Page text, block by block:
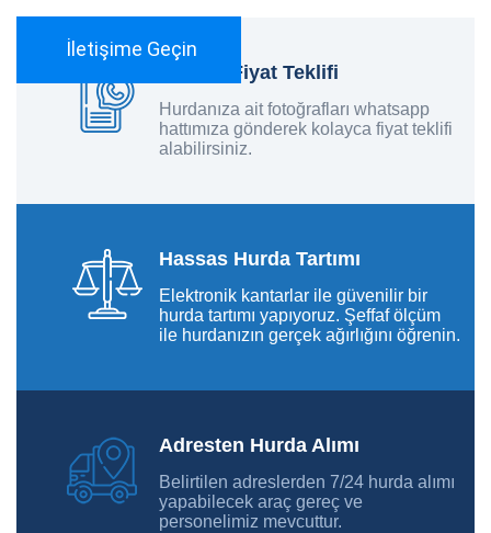
İletişime Geçin
Anında Fiyat Teklifi
Hurdanıza ait fotoğrafları whatsapp
hattımıza gönderek kolayca fiyat teklifi
alabilirsiniz.
Hassas Hurda Tartımı
Elektronik kantarlar ile güvenilir bir
hurda tartımı yapıyoruz. Şeffaf ölçüm
ile hurdanızın gerçek ağırlığını öğrenin.
Adresten Hurda Alımı
Belirtilen adreslerden 7/24 hurda alımı
yapabilecek araç gereç ve
personelimiz mevcuttur.